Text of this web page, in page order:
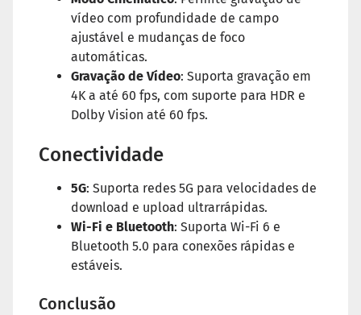
vídeo com profundidade de campo
ajustável e mudanças de foco
automáticas.
Gravação de Vídeo: Suporta gravação em
4K a até 60 fps, com suporte para HDR e
Dolby Vision até 60 fps.
Conectividade
5G: Suporta redes 5G para velocidades de
download e upload ultrarrápidas.
Wi-Fi e Bluetooth: Suporta Wi-Fi 6 e
Bluetooth 5.0 para conexões rápidas e
estáveis.
Conclusão